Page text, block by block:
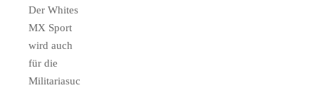
Der Whites
MX Sport
wird auch
für die
Militariasuc